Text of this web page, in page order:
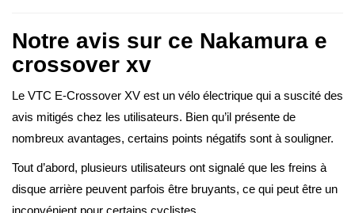
Notre avis sur ce Nakamura e
crossover xv
Le VTC E-Crossover XV est un vélo électrique qui a suscité des
avis mitigés chez les utilisateurs. Bien qu’il présente de
nombreux avantages, certains points négatifs sont à souligner.
Tout d’abord, plusieurs utilisateurs ont signalé que les freins à
disque arrière peuvent parfois être bruyants, ce qui peut être un
inconvénient pour certains cyclistes.